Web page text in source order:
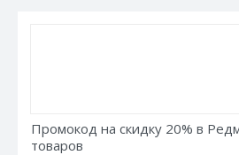
Промокод на скидку 20% в
товаров